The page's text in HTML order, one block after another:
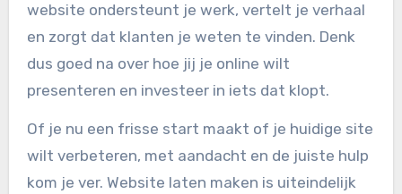
website ondersteunt je werk, vertelt je verhaal
en zorgt dat klanten je weten te vinden. Denk
dus goed na over hoe jij je online wilt
presenteren en investeer in iets dat klopt.
Of je nu een frisse start maakt of je huidige site
wilt verbeteren, met aandacht en de juiste hulp
kom je ver. Website laten maken is uiteindelijk